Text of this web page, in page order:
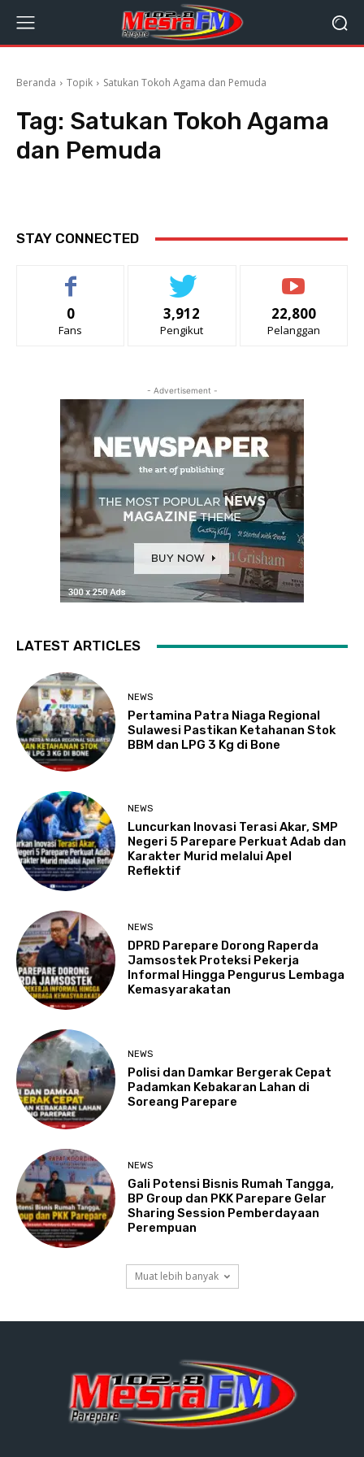
Beranda Topik Satukan Tokoh Agama dan Pemuda
Tag: Satukan Tokoh Agama
dan Pemuda
STAY CONNECTED
0
Fans
3,912
Pengikut
22,800
Pelanggan
- Advertisement -
LATEST ARTICLES
NEWS
Pertamina Patra Niaga Regional
Sulawesi Pastikan Ketahanan Stok
BBM dan LPG 3 Kg di Bone
NEWS
Luncurkan Inovasi Terasi Akar, SMP
Negeri 5 Parepare Perkuat Adab dan
Karakter Murid melalui Apel
Reflektif
NEWS
DPRD Parepare Dorong Raperda
Jamsostek Proteksi Pekerja
Informal Hingga Pengurus Lembaga
Kemasyarakatan
NEWS
Polisi dan Damkar Bergerak Cepat
Padamkan Kebakaran Lahan di
Soreang Parepare
NEWS
Gali Potensi Bisnis Rumah Tangga,
BP Group dan PKK Parepare Gelar
Sharing Session Pemberdayaan
Perempuan
Muat lebih banyak